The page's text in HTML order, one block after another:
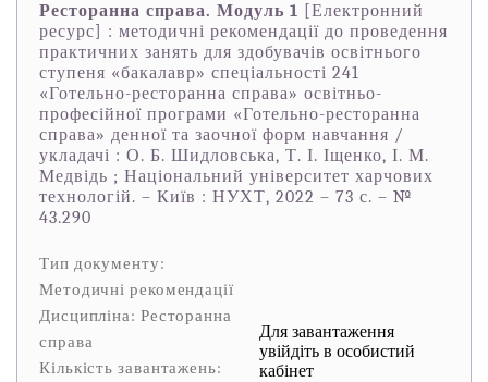
Ресторанна справа. Модуль 1 [Електронний
ресурс] : методичні рекомендації до проведення
практичних занять для здобувачів освітнього
ступеня «бакалавр» спеціальності 241
«Готельно-ресторанна справа» освітньо-
професійної програми «Готельно-ресторанна
справа» денної та заочної форм навчання /
укладачі : О. Б. Шидловська, Т. І. Іщенко, І. М.
Медвідь ; Національний університет харчових
технологій. – Київ : НУХТ, 2022 – 73 с. – №
43.290
Тип документу:
Методичні рекомендації
Дисципліна: Ресторанна
справа
Кількість завантажень:
Для завантаження
увійдіть в особистий
кабінет